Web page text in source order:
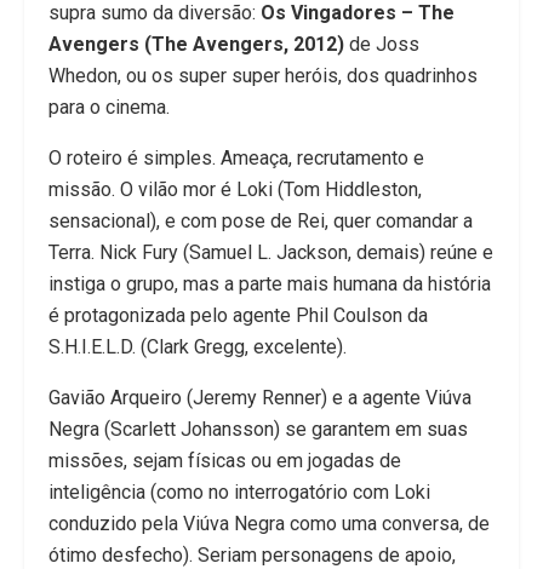
supra sumo da diversão: Os Vingadores – The
Avengers (The Avengers, 2012) de Joss
Whedon, ou os super super heróis, dos quadrinhos
para o cinema.
O roteiro é simples. Ameaça, recrutamento e
missão. O vilão mor é Loki (Tom Hiddleston,
sensacional), e com pose de Rei, quer comandar a
Terra. Nick Fury (Samuel L. Jackson, demais) reúne e
instiga o grupo, mas a parte mais humana da história
é protagonizada pelo agente Phil Coulson da
S.H.I.E.L.D. (Clark Gregg, excelente).
Gavião Arqueiro (Jeremy Renner) e a agente Viúva
Negra (Scarlett Johansson) se garantem em suas
missões, sejam físicas ou em jogadas de
inteligência (como no interrogatório com Loki
conduzido pela Viúva Negra como uma conversa, de
ótimo desfecho). Seriam personagens de apoio,